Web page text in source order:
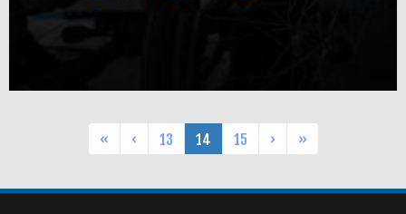
« ‹ 13 14 15 › »